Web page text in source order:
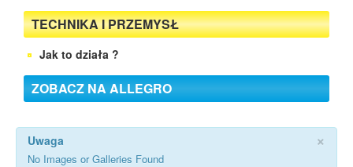
TECHNIKA I PRZEMYSŁ
Jak to działa ?
ZOBACZ NA ALLEGRO
×
Uwaga
No Images or Galleries Found